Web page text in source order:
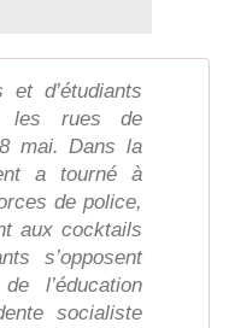
d’étudiants
les rues de
mai. Dans la
a tourné à
de police,
aux cocktails
s’opposent
l’éducation
socialiste